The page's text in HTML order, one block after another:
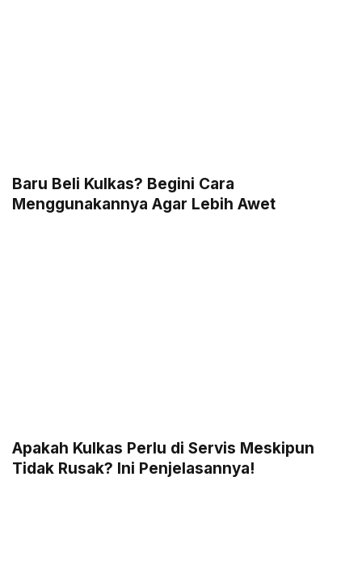
Baru Beli Kulkas? Begini Cara
Menggunakannya Agar Lebih Awet
Apakah Kulkas Perlu di Servis Meskipun
Tidak Rusak? Ini Penjelasannya!